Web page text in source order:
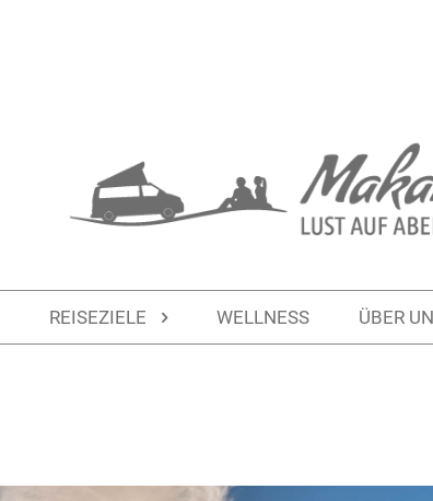
REISEZIELE WELLNESS ÜBER